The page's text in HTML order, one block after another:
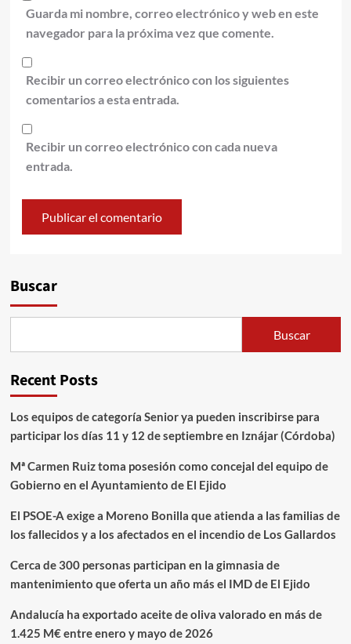
Guarda mi nombre, correo electrónico y web en este
navegador para la próxima vez que comente.
Recibir un correo electrónico con los siguientes
comentarios a esta entrada.
Recibir un correo electrónico con cada nueva
entrada.
Buscar
Buscar
Recent Posts
Los equipos de categoría Senior ya pueden inscribirse para
participar los días 11 y 12 de septiembre en Iznájar (Córdoba)
Mª Carmen Ruiz toma posesión como concejal del equipo de
Gobierno en el Ayuntamiento de El Ejido
El PSOE-A exige a Moreno Bonilla que atienda a las familias de
los fallecidos y a los afectados en el incendio de Los Gallardos
Cerca de 300 personas participan en la gimnasia de
mantenimiento que oferta un año más el IMD de El Ejido
Andalucía ha exportado aceite de oliva valorado en más de
1.425 M€ entre enero y mayo de 2026